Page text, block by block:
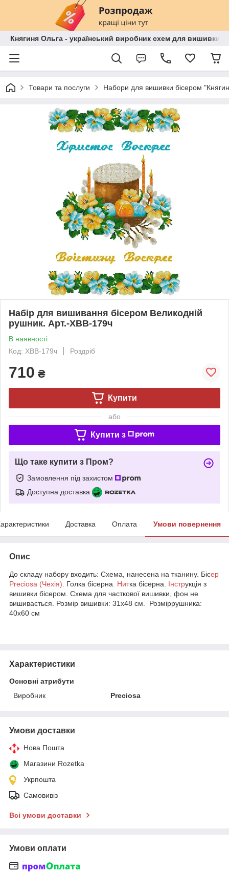
Княгиня Ольга - український виробник схем для вишивки
Товари та послуги Набори для вишивки бісером
Набір для вишивання бісером Великодній
рушник. Арт.-ХВВ-179ч
В наявності
Код: ХВВ-179ч
Роздріб
710 ₴
Купити
або
Купити з
Що таке купити з Пром?
Замовлення під захистом
Доступна доставка
Доставка Оплата Умови повернення
Опис
До складу набору входить: Схема, нанесена на тканину. Бісер
Preciosa (Чехія). Голка бісерна . Нитка бісерна. Інструкція з
вишивки бісером. Схема для часткової вишивки, фон не
вишивається. Розмір вишивки: 31х48 см. Розміррушника:
40х60 см
Характеристики
Основні атрибути
Виробник
Preciosa
Умови доставки
Нова Пошта
Магазини Rozetka
Укрпошта
Самовивіз
Всі умови доставки
Умови оплати